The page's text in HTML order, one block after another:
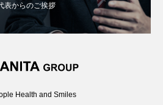
表からのご挨拶
Health and Smiles